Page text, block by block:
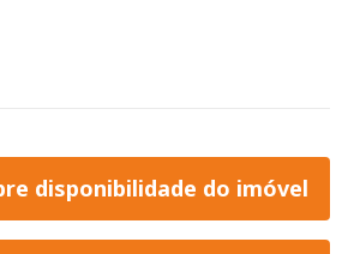
disponibilidade do imóvel